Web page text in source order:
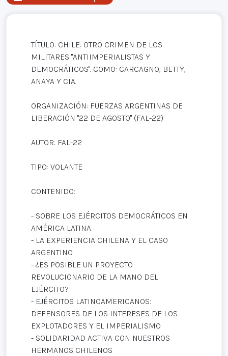
TÍTULO: CHILE: OTRO CRIMEN DE LOS
MILITARES "ANTIIMPERIALISTAS Y
DEMOCRÁTICOS". COMO: CARCAGNO, BETTY,
ANAYA Y CIA.
ORGANIZACIÓN: FUERZAS ARGENTINAS DE
LIBERACIÓN "22 DE AGOSTO" (FAL-22)
AUTOR: FAL-22
TIPO: VOLANTE
CONTENIDO:
- SOBRE LOS EJÉRCITOS DEMOCRÁTICOS EN
AMÉRICA LATINA
- LA EXPERIENCIA CHILENA Y EL CASO
ARGENTINO
- ¿ES POSIBLE UN PROYECTO
REVOLUCIONARIO DE LA MANO DEL
EJÉRCITO?
- EJÉRCITOS LATINOAMERICANOS:
DEFENSORES DE LOS INTERESES DE LOS
EXPLOTADORES Y EL IMPERIALISMO
- SOLIDARIDAD ACTIVA CON NUESTROS
HERMANOS CHILENOS